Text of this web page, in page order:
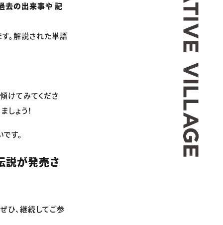
去の出来事や 記
。解説された単語
けてみてくださ
ょう！
す。
説が発売さ
ひ、継続してご参